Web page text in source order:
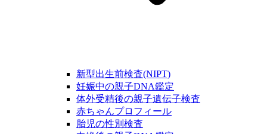
新型出生前検査(NIPT)
妊娠中の親子DNA鑑定
体外受精後の親子遺伝子検査
赤ちゃんプロフィール
胎児の性別検査